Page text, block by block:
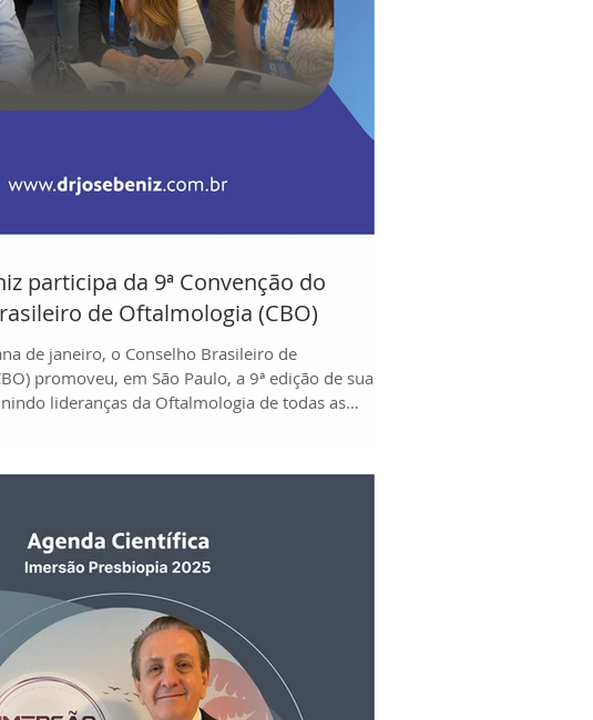
participa da 9ª Convenção do
de Oftalmologia (CBO)
de janeiro, o Conselho Brasileiro de
promoveu, em São Paulo, a 9ª edição de sua
lideranças da Oftalmologia de todas as
ex-presidentes e membros eleitos. Com uma